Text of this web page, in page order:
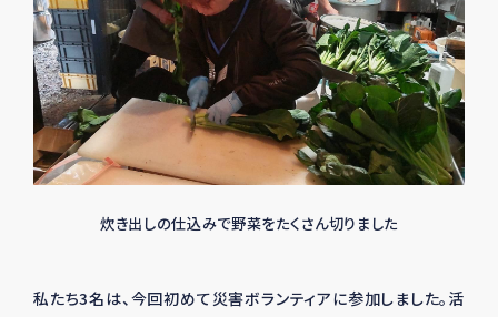
炊き出しの仕込みで野菜をたくさん切りました
私たち3名は、今回初めて災害ボランティアに参加しました。活